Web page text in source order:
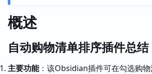
概述
自动购物清单排序插件总结
主要功能：该Obsidian插件可在勾选购